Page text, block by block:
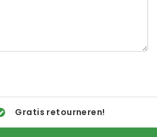
Gratis retourneren!